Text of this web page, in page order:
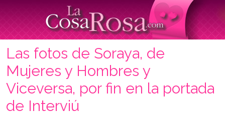
Las fotos de Soraya, de
Mujeres y Hombres y
Viceversa, por fin en la portada
de Interviú